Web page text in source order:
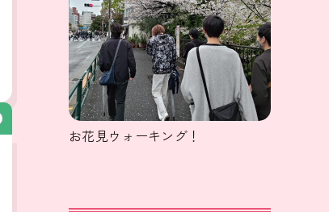
お花見ウォーキング！